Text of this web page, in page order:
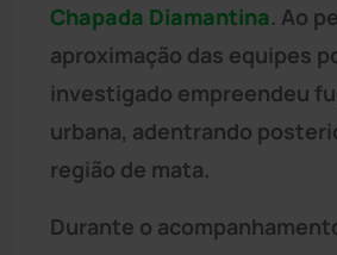
Chapada Diamantina. Ao
aproximação das equipes
investigado empreendeu
urbana, adentrando
região de mata.
Durante o